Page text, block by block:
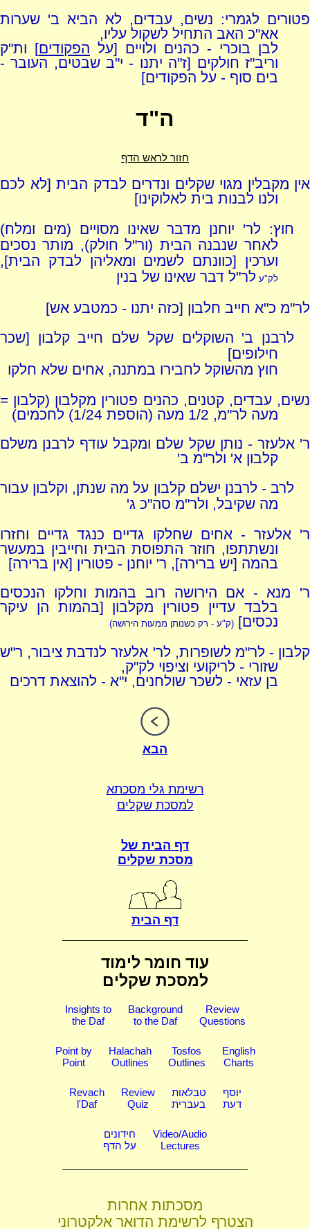
פטורים לגמרי: נשים, עבדים, לא הביא ב' שערות
אא"כ האב התחיל לשקול עליו,
לבן בוכרי - כהנים ולויים [על הפקודים] ות"ק
וריב"ז חולקים [ז"ה יתנו - י"ב שבטים, העובר -
בים סוף - על הפקודים]
ה"ד
חזור לראש הדף
אין מקבלין מגוי שקלים ונדרים לבדק הבית [לא לכם
ולנו לבנות בית לאלוקינו]
חוץ: לר' יוחנן מדבר שאינו מסויים (מים ומלח)
לאחר שנבנה הבית (ור"ל חולק), מותר נסכים
וערכין [כוונתם לשמים ומאליהן לבדק הבית],
לק"עלר"ל דבר שאינו של בנין
לר"מ כ"א חייב חלבון [כזה יתנו - כמטבע אש]
לרבנן ב' השוקלים שקל שלם חייב קלבון [שכר
חילופים]
חוץ מהשוקל לחבירו במתנה, אחים שלא חלקו
נשים, עבדים, קטנים, כהנים פטורין מקלבון (קלבון =
מעה לר"מ, 1/2 מעה (הוספת 1/24) לחכמים)
ר' אלעזר - נותן שקל שלם ומקבל עודף לרבנן משלם
קלבון א' ולר"מ ב'
לרב - לרבנן ישלם קלבון על מה שנתן, וקלבון עבור
מה שקיבל, ולר"מ סה"כ ג'
ר' אלעזר - אחים שחלקו גדיים כנגד גדיים וחזרו
ונשתתפו, חוזר התפוסת הבית וחייבין במעשר
בהמה [יש ברירה], ר' יוחנן - פטורין [אין ברירה]
ר' מנא - אם הירושה רוב בהמות וחלקו הנכסים
בלבד עדיין פטורין מקלבון [בהמות הן עיקר
נכסים](ק"ע - רק כשנותן ממעות הירושה)
קלבון - לר"מ לשופרות, לר' אלעזר לנדבת ציבור, ר"ש
שזורי - לריקועי וציפוי לק"ק,
בן עזאי - לשכר שולחנים, י"א - להוצאת דרכים
הבא
רשימת גלי מסכתא
למסכת שקלים
דף הבית של
מסכת שקלים
דף הבית
עוד חומר לימוד
למסכת שקלים
Insights to
the Daf
Background
to the Daf
Review
Questions
Point by
Point
Halachah
Outlines
Tosfos
Outlines
English
Charts
Revach
l'Daf
Review
Quiz
טבלאות
בעברית
יוסף
דעת
חידונים
על הדף
Video/Audio
Lectures
מסכתות אחרות
הצטרף לרשימת הדואר אלקטרוני